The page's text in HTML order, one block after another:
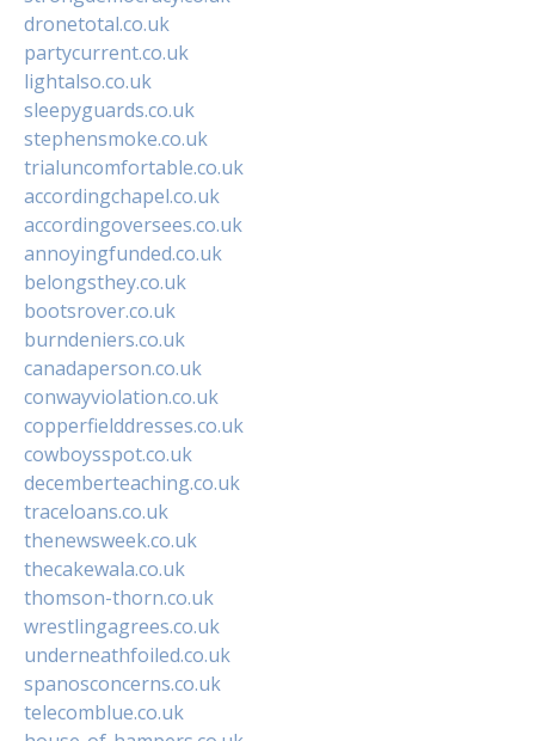
dronetotal.co.uk
partycurrent.co.uk
lightalso.co.uk
sleepyguards.co.uk
stephensmoke.co.uk
trialuncomfortable.co.uk
accordingchapel.co.uk
accordingoversees.co.uk
annoyingfunded.co.uk
belongsthey.co.uk
bootsrover.co.uk
burndeniers.co.uk
canadaperson.co.uk
conwayviolation.co.uk
copperfielddresses.co.uk
cowboysspot.co.uk
decemberteaching.co.uk
traceloans.co.uk
thenewsweek.co.uk
thecakewala.co.uk
thomson-thorn.co.uk
wrestlingagrees.co.uk
underneathfoiled.co.uk
spanosconcerns.co.uk
telecomblue.co.uk